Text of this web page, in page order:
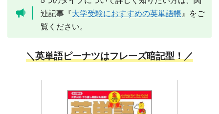
連記事『大学受験におすすめの英単語帳』をご
覧ください。
＼英単語ピーナツはフレーズ暗記型！／